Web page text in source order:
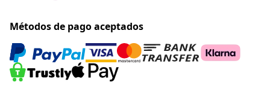
Métodos de pago aceptados